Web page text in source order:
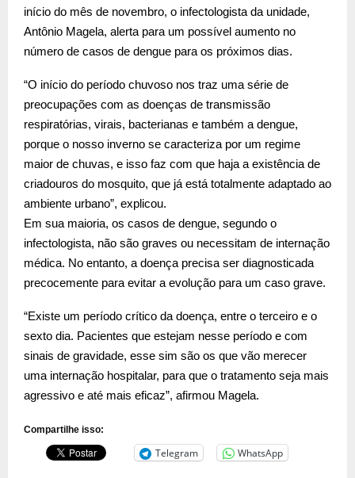
início do mês de novembro, o infectologista da unidade,
Antônio Magela, alerta para um possível aumento no
número de casos de dengue para os próximos dias.
“O início do período chuvoso nos traz uma série de
preocupações com as doenças de transmissão
respiratórias, virais, bacterianas e também a dengue,
porque o nosso inverno se caracteriza por um regime
maior de chuvas, e isso faz com que haja a existência de
criadouros do mosquito, que já está totalmente adaptado ao
ambiente urbano”, explicou.
Em sua maioria, os casos de dengue, segundo o
infectologista, não são graves ou necessitam de internação
médica. No entanto, a doença precisa ser diagnosticada
precocemente para evitar a evolução para um caso grave.
“Existe um período crítico da doença, entre o terceiro e o
sexto dia. Pacientes que estejam nesse período e com
sinais de gravidade, esse sim são os que vão merecer
uma internação hospitalar, para que o tratamento seja mais
agressivo e até mais eficaz”, afirmou Magela.
Compartilhe isso:
Telegram WhatsApp